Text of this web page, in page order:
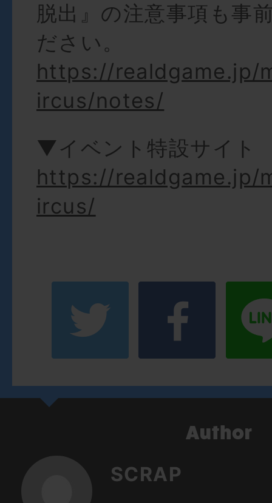
脱出』の注意事項も事
ださい。
https://realdgame.jp/
ircus/notes/
▼イベント特設サイト
https://realdgame.jp/
ircus/
SCRAP